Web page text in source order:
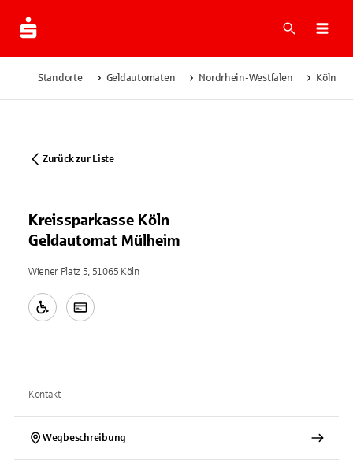
Suche
Standorte Geldautomaten Nordrhein-Westfalen Köln
Zurück zur Liste
Kreissparkasse Köln
Geldautomat Mülheim
Wiener Platz 5, 51065 Köln
Kontakt
Wegbeschreibung